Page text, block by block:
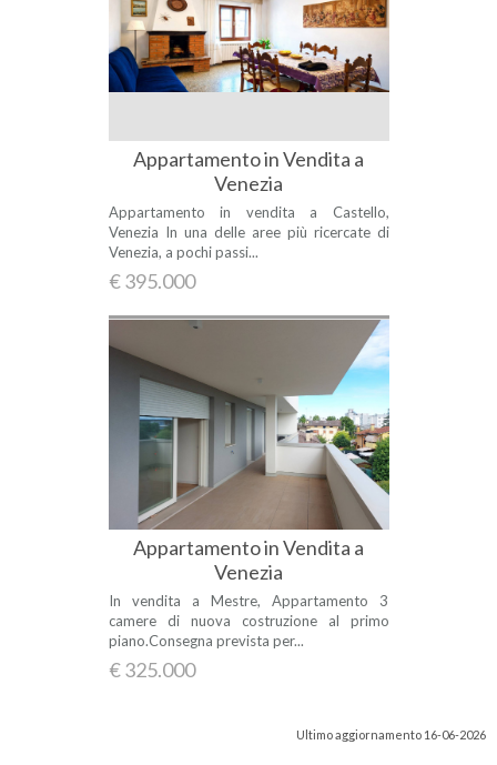
Appartamento in Vendita a
Venezia
Appartamento in vendita a Castello,
Venezia In una delle aree più ricercate di
Venezia, a pochi passi...
€ 395.000
Appartamento in Vendita a
Venezia
In vendita a Mestre, Appartamento 3
camere di nuova costruzione al primo
piano.Consegna prevista per...
€ 325.000
Ultimo aggiornamento 16-06-2026